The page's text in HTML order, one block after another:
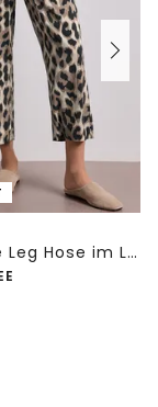
7/8 Wide Leg Hose im Loose Fit mit Print